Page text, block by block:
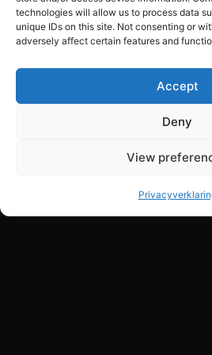
technologies will allow us to process data
unique IDs on this site. Not consenting or
adversely affect certain features and
Accept
Deny
View
FOTOGRAFIE